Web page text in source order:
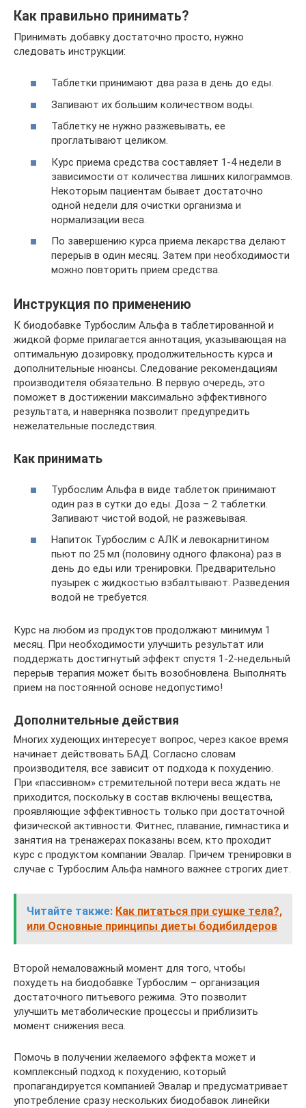
Как правильно принимать?
Принимать добавку достаточно просто, нужно
следовать инструкции:
Таблетки принимают два раза в день до еды.
Запивают их большим количеством воды.
Таблетку не нужно разжевывать, ее
проглатывают целиком.
Курс приема средства составляет 1-4 недели в
зависимости от количества лишних килограммов.
Некоторым пациентам бывает достаточно
одной недели для очистки организма и
нормализации веса.
По завершению курса приема лекарства делают
перерыв в один месяц. Затем при необходимости
можно повторить прием средства.
Инструкция по применению
К биодобавке Турбослим Альфа в таблетированной и
жидкой форме прилагается аннотация, указывающая на
оптимальную дозировку, продолжительность курса и
дополнительные нюансы. Следование рекомендациям
производителя обязательно. В первую очередь, это
поможет в достижении максимально эффективного
результата, и наверняка позволит предупредить
нежелательные последствия.
Как принимать
Турбослим Альфа в виде таблеток принимают
один раз в сутки до еды. Доза – 2 таблетки.
Запивают чистой водой, не разжевывая.
Напиток Турбослим с АЛК и левокарнитином
пьют по 25 мл (половину одного флакона) раз в
день до еды или тренировки. Предварительно
пузырек с жидкостью взбалтывают. Разведения
водой не требуется.
Курс на любом из продуктов продолжают минимум 1
месяц. При необходимости улучшить результат или
поддержать достигнутый эффект спустя 1-2-недельный
перерыв терапия может быть возобновлена. Выполнять
прием на постоянной основе недопустимо!
Дополнительные действия
Многих худеющих интересует вопрос, через какое время
начинает действовать БАД. Согласно словам
производителя, все зависит от подхода к похудению.
При «пассивном» стремительной потери веса ждать не
приходится, поскольку в состав включены вещества,
проявляющие эффективность только при достаточной
физической активности. Фитнес, плавание, гимнастика и
занятия на тренажерах показаны всем, кто проходит
курс с продуктом компании Эвалар. Причем тренировки в
случае с Турбослим Альфа намного важнее строгих диет.
Читайте также: Как питаться при сушке тела?,
или Основные принципы диеты бодибилдеров
Второй немаловажный момент для того, чтобы
похудеть на биодобавке Турбослим – организация
достаточного питьевого режима. Это позволит
улучшить метаболические процессы и приблизить
момент снижения веса.
Помочь в получении желаемого эффекта может и
комплексный подход к похудению, который
пропагандируется компанией Эвалар и предусматривает
употребление сразу нескольких биодобавок линейки